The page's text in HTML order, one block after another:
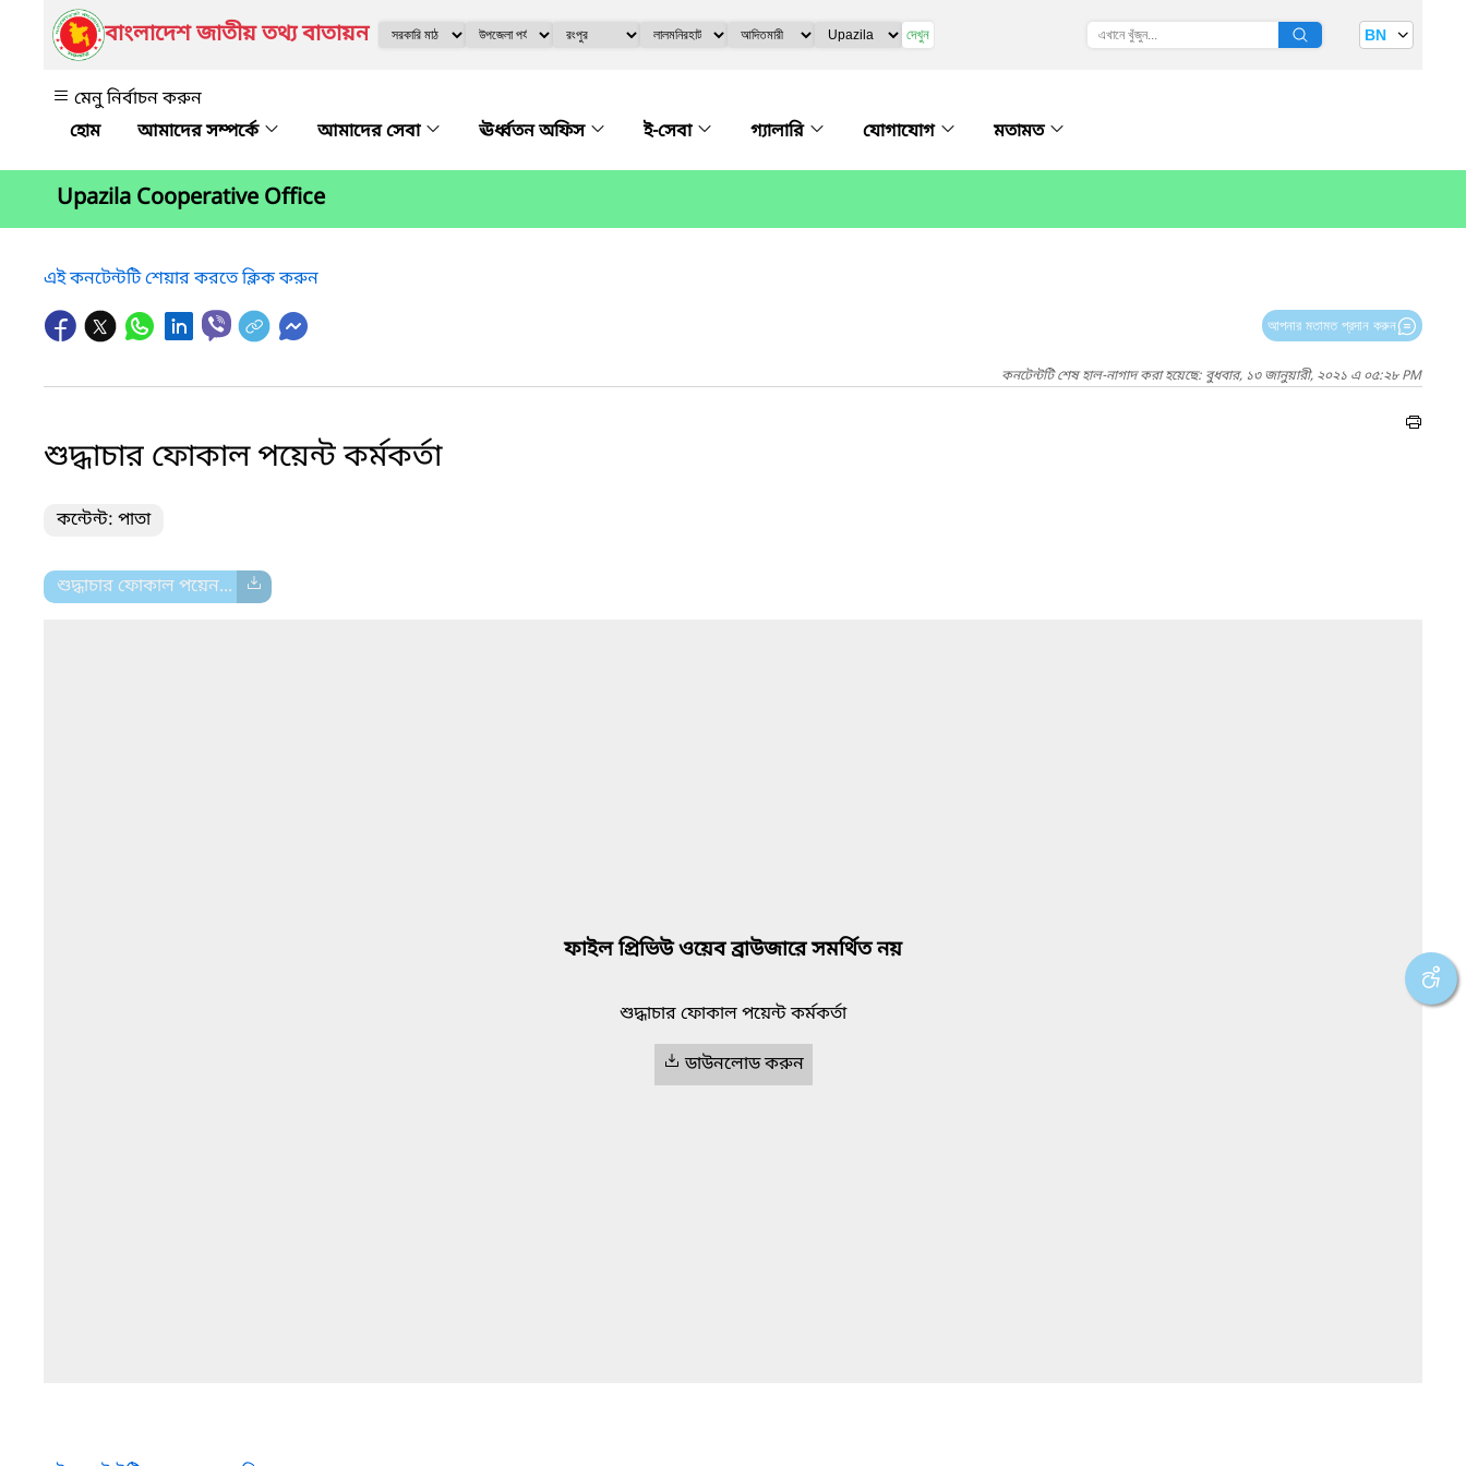
বাংলাদেশ জাতীয় তথ্য বাতায়ন দেখুন BN
মেনু নির্বাচন করুন
আমাদের সম্পর্কে
আমাদের সেবা ঊর্ধ্বতন অফিস ই-সেবা গ্যালারি যোগাযোগ মতামত
Upazila Cooperative Office
এই কনটেন্টটি শেয়ার করতে ক্লিক করুন
আপনার মতামত প্রদান করুন
কনটেন্টটি শেষ হাল-নাগাদ করা হয়েছে: বুধবার, ১৩ জানুয়ারী, ২০২১ এ ০৫:২৮ PM
শুদ্ধাচার ফোকাল পয়েন্ট কর্মকর্তা
কন্টেন্ট: পাতা
শুদ্ধাচার ফোকাল পয়েন...
ফাইল প্রিভিউ ওয়েব ব্রাউজারে সমর্থিত নয়
শুদ্ধাচার ফোকাল পয়েন্ট কর্মকর্তা
ডাউনলোড করুন